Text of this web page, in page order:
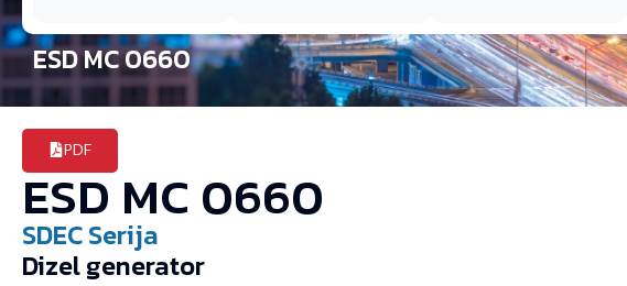
ESD MC 0660
PDF
ESD MC 0660
SDECSerija
Dizel generator